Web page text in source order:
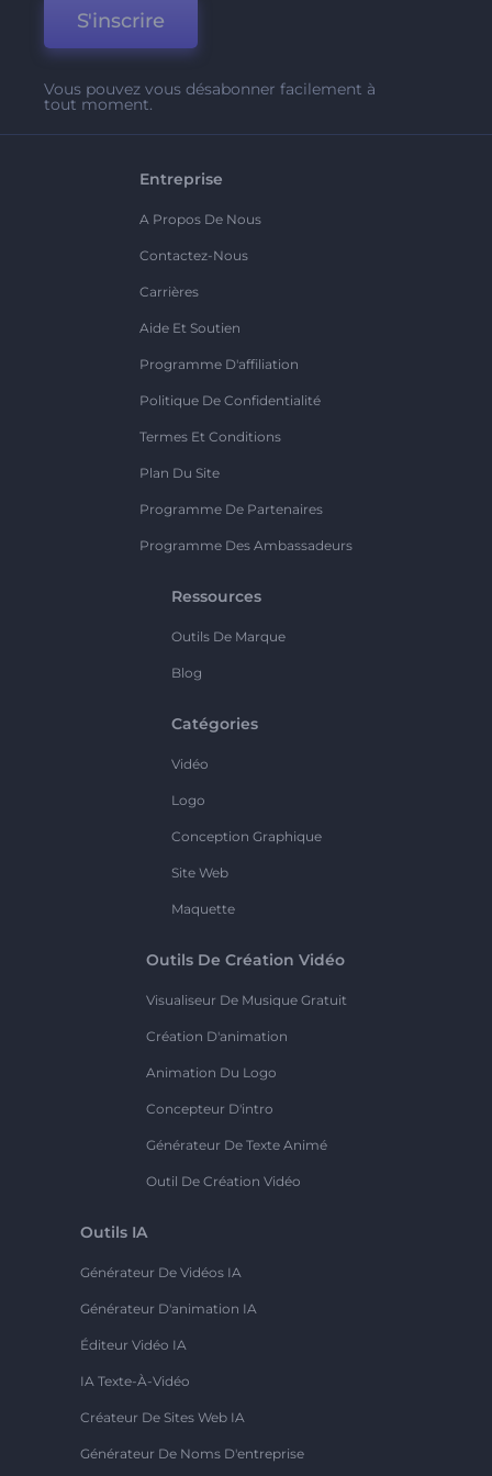
S'inscrire
Vous pouvez vous désabonner facilement à
tout moment.
Entreprise
A Propos De Nous
Contactez-Nous
Carrières
Aide Et Soutien
Programme D'affiliation
Politique De Confidentialité
Termes Et Conditions
Plan Du Site
Programme De Partenaires
Programme Des Ambassadeurs
Ressources
Outils De Marque
Blog
Catégories
Vidéo
Logo
Conception Graphique
Site Web
Maquette
Outils De Création Vidéo
Visualiseur De Musique Gratuit
Création D'animation
Animation Du Logo
Concepteur D'intro
Générateur De Texte Animé
Outil De Création Vidéo
Outils IA
Générateur De Vidéos IA
Générateur D'animation IA
Éditeur Vidéo IA
IA Texte-À-Vidéo
Créateur De Sites Web IA
Générateur De Noms D'entreprise